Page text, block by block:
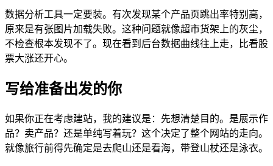
数据分析工具一定要装。有次发现某个产品页跳出率特别高，
原来是有张图片加载失败。这种问题就像超市货架上的灰尘，
不检查根本发现不了。现在看到后台数据曲线往上走，比看股
票大涨还开心。
写给准备出发的你
如果你正在考虑建站，我的建议是：先想清楚目的。是展示作
品？卖产品？还是单纯写着玩？这个决定了整个网站的走向。
就像旅行前得先确定是去爬山还是看海，带登山杖还是泳衣。